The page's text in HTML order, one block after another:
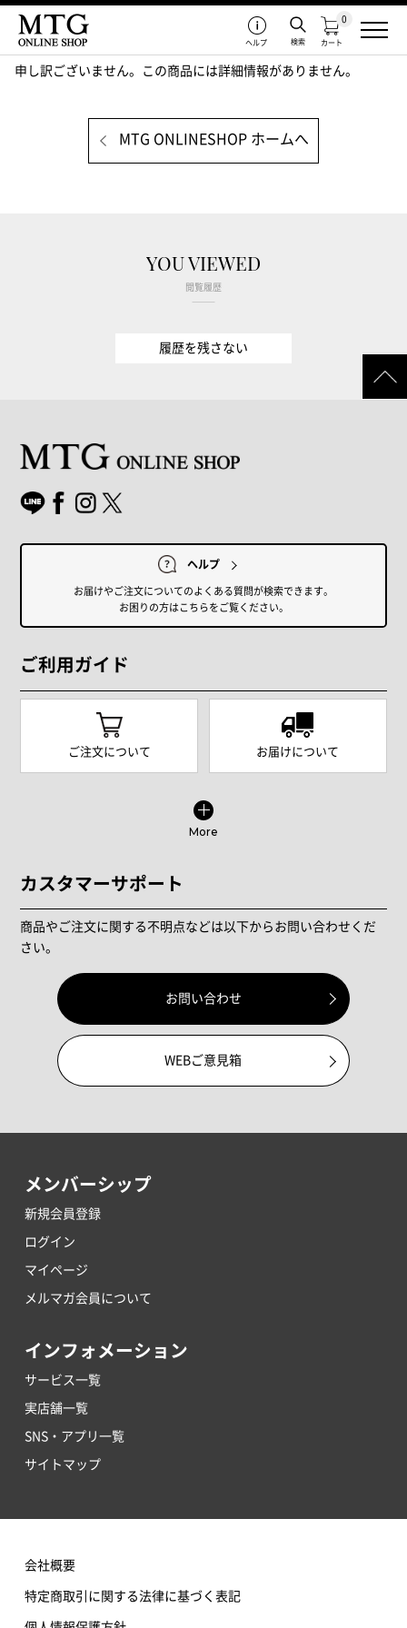
カート
0
検索
ヘルプ
申し訳ございません。この商品には詳細情報がありません。
MTG ONLINESHOP ホームへ
YOU VIEWED
閲覧履歴
履歴を残さない
ヘルプ
お届けやご注文についてのよくある質問が検索できます。
お困りの方はこちらをご覧ください。
ご利用ガイド
ご注文について お届けについて
More
カスタマーサポート
商品やご注文に関する不明点などは以下からお問い合わせくだ
さい。
お問い合わせ
WEBご意見箱
メンバーシップ
新規会員登録
ログイン
マイページ
メルマガ会員について
インフォメーション
サービス一覧
実店舗一覧
SNS・アプリ一覧
サイトマップ
会社概要
特定商取引に関する法律に基づく表記